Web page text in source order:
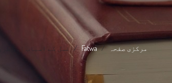
مرکزی صفحہ Fatwa غسل کے اسباب اور